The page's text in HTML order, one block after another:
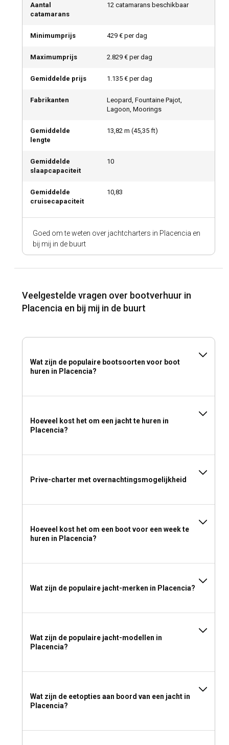
Goed om te weten over jachtcharters in Placencia en
bij mij in de buurt
Aantal
catamarans
12 catamarans beschikbaar
Minimumprijs 429 € per dag
Maximumprijs 2.829 € per dag
Gemiddelde prijs 1.135 € per dag
Fabrikanten
Leopard, Fountaine Pajot,
Lagoon, Moorings
Gemiddelde
lengte
13,82 m (45,35 ft)
Gemiddelde
slaapcapaciteit
10
Gemiddelde
cruisecapaciteit
10,83
Veelgestelde vragen over bootverhuur in
Placencia en bij mij in de buurt
Wat zijn de populaire bootsoorten voor boot
huren in Placencia?
Hoeveel kost het om een jacht te huren in
Placencia?
Prive-charter met overnachtingsmogelijkheid
Hoeveel kost het om een boot voor een week te
huren in Placencia?
Wat zijn de populaire jacht-merken in Placencia?
Wat zijn de populaire jacht-modellen in
Placencia?
Wat zijn de eetopties aan boord van een jacht in
Placencia?